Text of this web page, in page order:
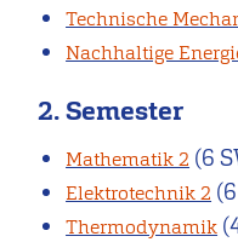
Technische
Nachhaltige
2. Semester
Mathematik 2 (6
Elektrotechnik 2
Thermodynamik